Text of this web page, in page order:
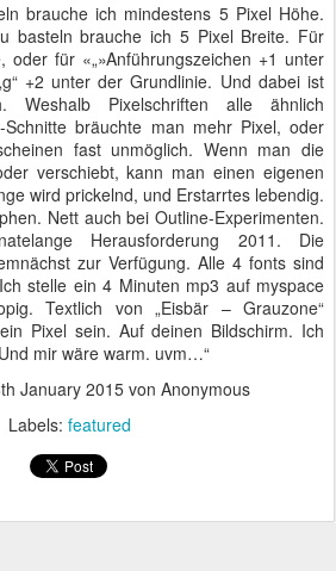
brauche ich mindestens 5 Pixel Höhe.
basteln brauche ich 5 Pixel Breite. Für
für «„»Anführungszeichen +1 unter
+2 unter der Grundlinie. Und dabei ist
Weshalb Pixelschriften alle ähnlich
Schnitte bräuchte man mehr Pixel, oder
fast unmöglich. Wenn man die
verschiebt, kann man einen eigenen
wird prickelnd, und Erstarrtes lebendig.
Nett auch bei Outline-Experimenten.
Herausforderung 2011. Die
zur Verfügung. Alle 4 fonts sind
stelle ein 4 Minuten mp3 auf myspace
Textlich von „Eisbär – Grauzone“
Pixel sein. Auf deinen Bildschirm. Ich
mir wäre warm. uvm…“
January 2015von Anonymous
Labels: featured